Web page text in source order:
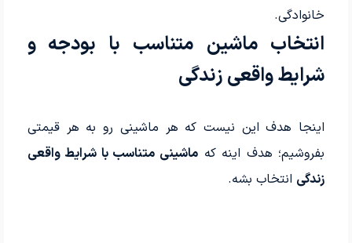
خانوادگی.
انتخاب ماشین متناسب با بودجه و
شرایط واقعی زندگی
اینجا هدف این نیست که هر ماشینی رو به هر قیمتی
بفروشیم؛ هدف اینه که ماشینی متناسب با شرایط واقعی
زندگی انتخاب بشه.